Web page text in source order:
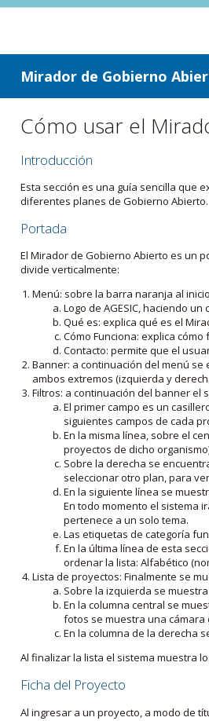
ir a contenido
ir al menú
Mirador de Gobierno
Cómo usar el
Introducción
Esta sección es una guía sencilla que
diferentes planes de Gobierno Abierto.
Portada
El Mirador de Gobierno Abierto es un
divide verticalmente:
Menú: sobre la barra naranja al
Logo de AGESIC, haciendo
Qué es: explica qué es el
Cómo Funciona: explica
Contacto: permite que el
Banner: a continuación del menú
ambos extremos (izquierda y
Filtros: a continuación del banner el
El primer campo es un
siguientes campos de cada
En la misma línea, sobre el
proyectos de dicho
Sobre la derecha se
seleccionar otro plan, para
En la siguiente línea se
En todo momento el sistema
pertenece a un solo tema.
Las etiquetas de categoría
En la última línea de esta
ordenar la lista: Alfabético
Lista de proyectos: Finalmente se
Sobre la izquierda se
En la columna central se
fotos se muestra una cámara
En la columna de la derecha
Al finalizar la lista el sistema muestra
Ficha del Proyecto
Al ingresar a un proyecto, a modo de